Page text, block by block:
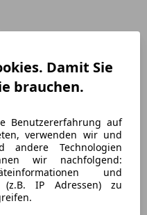
Damit Sie
brauchen.
Benutzererfahrung auf
verwenden wir und
andere Technologien
wir nachfolgend:
und
(z.B. IP Adressen) zu